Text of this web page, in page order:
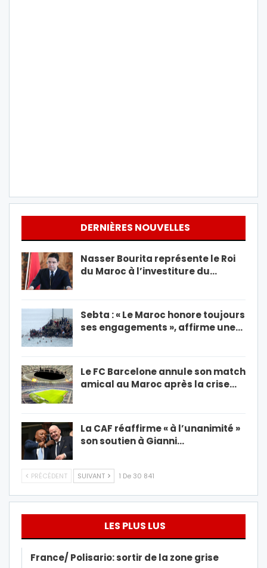
DERNIÈRES NOUVELLES
Nasser Bourita représente le Roi
du Maroc à l’investiture du…
Sebta : « Le Maroc honore toujours
ses engagements », affirme une…
Le FC Barcelone annule son match
amical au Maroc après la crise…
La CAF réaffirme « à l’unanimité »
son soutien à Gianni…
PRÉCÉDENT SUIVANT 1 De 30 841
LES PLUS LUS
France/ Polisario: sortir de la zone grise